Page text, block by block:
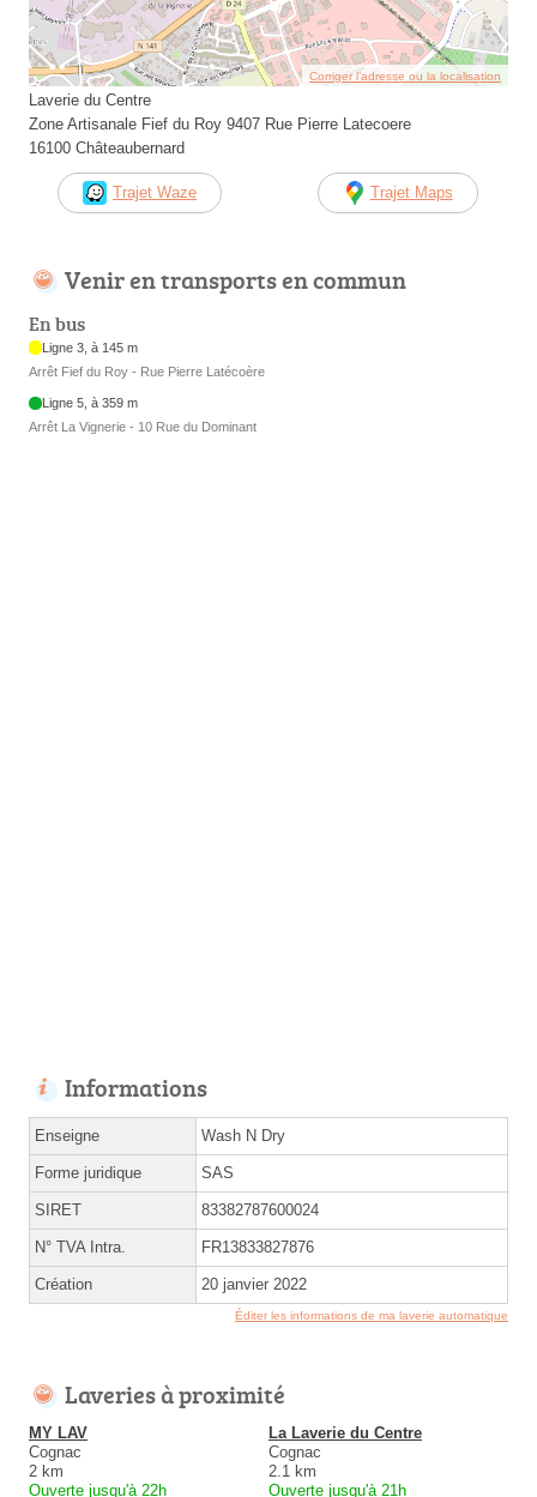
Corriger l’adresse ou la localisation
Laverie du Centre
Zone Artisanale Fief du Roy 9407 Rue Pierre Latecoere
16100 Châteaubernard
Trajet Waze Trajet Maps
Venir en transports en commun
En bus
Ligne 3, à 145 m
Arrêt Fief du Roy - Rue Pierre Latécoère
Ligne 5, à 359 m
Arrêt La Vignerie - 10 Rue du Dominant
Informations
Enseigne Wash N Dry
Forme juridique SAS
SIRET 83382787600024
N° TVA Intra. FR13833827876
Création 20 janvier 2022
Éditer les informations de ma laverie automatique
Laveries à proximité
MY LAV
Cognac
2 km
Ouverte jusqu'à 22h
La Laverie du Centre
Cognac
2.1 km
Ouverte jusqu'à 21h